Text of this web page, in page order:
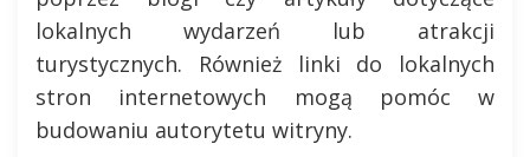
lokalnych wydarzeń lub atrakcji
turystycznych. Również linki do lokalnych
stron internetowych mogą pomóc w
budowaniu autorytetu witryny.